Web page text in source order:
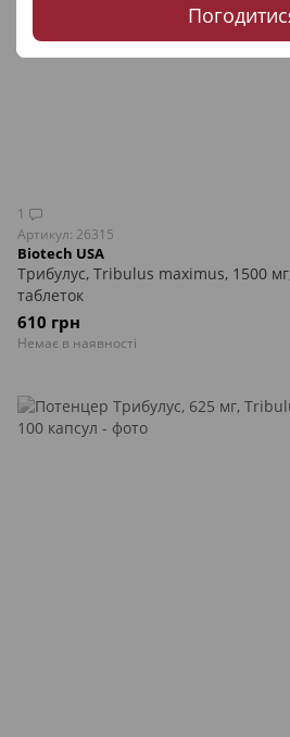
1
Артикул: 26315
Biotech USA
Трибулус, Tribulus maximus, 1500
таблеток
610 грн
Немає в наявності